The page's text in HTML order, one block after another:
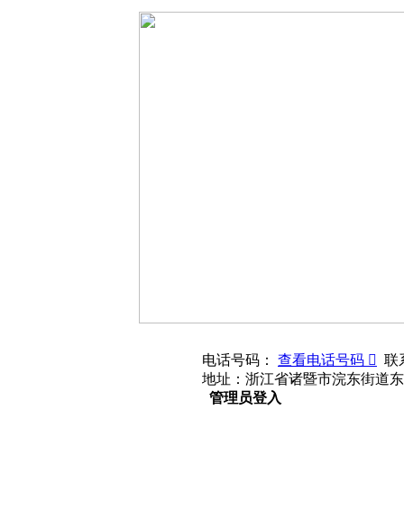
电话号码： 查看电话号码  联
地址：浙江省诸暨市浣东街道
管理员登入